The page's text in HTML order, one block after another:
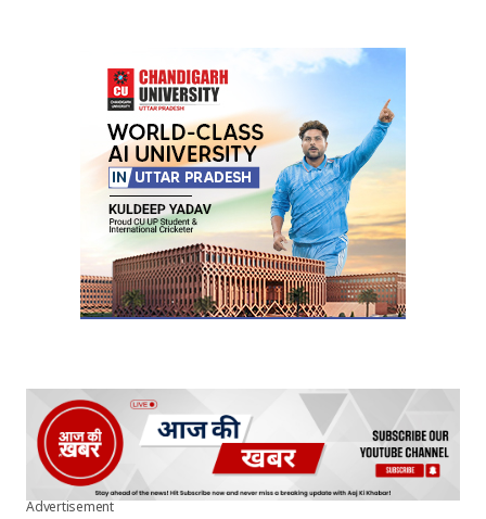
Your E-mail*
Submit Comment
Advertisement